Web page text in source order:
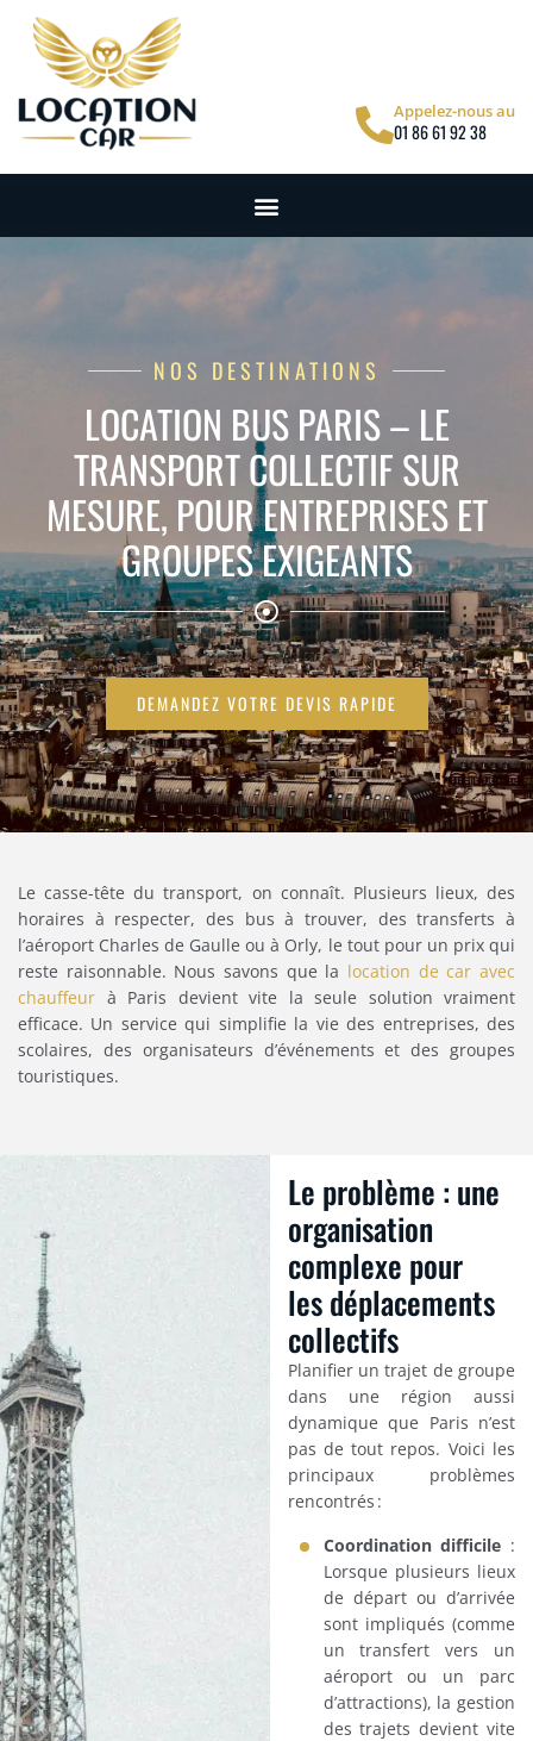
Appelez-nous au
01 86 61 92 38
NOS DESTINATIONS
LOCATION BUS PARIS – LE
TRANSPORT COLLECTIF SUR
MESURE, POUR ENTREPRISES ET
GROUPES EXIGEANTS
DEMANDEZ VOTRE DEVIS RAPIDE
Le casse-tête du transport, on connaît. Plusieurs lieux, des
horaires à respecter, des bus à trouver, des transferts à
l’aéroport Charles de Gaulle ou à Orly, le tout pour un prix qui
reste raisonnable. Nous savons que la location de car avec
chauffeur à Paris devient vite la seule solution vraiment
efficace. Un service qui simplifie la vie des entreprises, des
scolaires, des organisateurs d’événements et des groupes
touristiques.
Le problème : une
organisation
complexe pour
les déplacements
collectifs
Planifier un trajet de groupe
dans une région aussi
dynamique que Paris n’est
pas de tout repos. Voici les
principaux problèmes
rencontrés :
Coordination difficile :
Lorsque plusieurs lieux
de départ ou d’arrivée
sont impliqués (comme
un transfert vers un
aéroport ou un parc
d’attractions), la gestion
des trajets devient vite